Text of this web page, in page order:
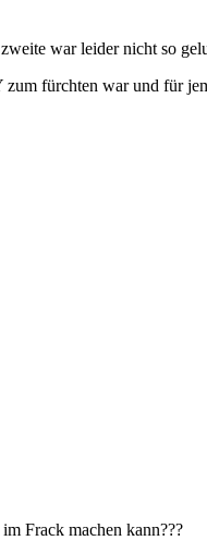
war leider nicht so
fürchten war und für
Frack machen kann???